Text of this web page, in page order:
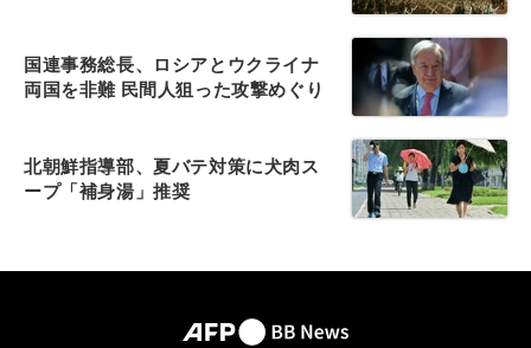
国連事務総長、ロシアとウクライナ
両国を非難 民間人狙った攻撃めぐり
北朝鮮指導部、夏バテ対策に犬肉ス
ープ「補身湯」推奨